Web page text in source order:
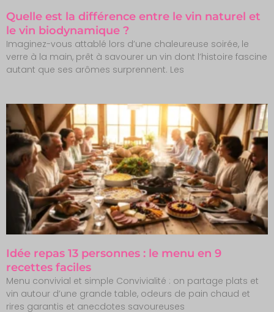
Quelle est la différence entre le vin naturel et
le vin biodynamique ?
Imaginez-vous attablé lors d’une chaleureuse soirée, le
verre à la main, prêt à savourer un vin dont l’histoire fascine
autant que ses arômes surprennent. Les
Idée repas 13 personnes : le menu en 9
recettes faciles
Menu convivial et simple Convivialité : on partage plats et
vin autour d’une grande table, odeurs de pain chaud et
rires garantis et anecdotes savoureuses